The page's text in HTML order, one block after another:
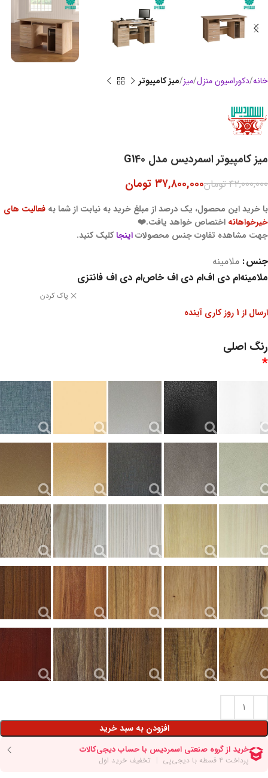
خانه دکوراسیون منزل میز میز کامپیوتر
میز کامپیوتر اسمردیس مدل G140
۴۲,۰۰۰,۰۰۰تومان۳۷,۸۰۰,۰۰۰ تومان
با خرید این محصول، یک درصد از مبلغ خرید به نیابت از شما به فعالیت های
خیرخواهانه اختصاص خواهد یافت.❤️
جهت مشاهده تفاوت جنس محصولاتاینجا کلیک کنید.
جنس ملامینه
ملامینهام دی افام دی اف خاصام دی اف فانتزی
پاک کردن
ارسال از 1 روز کاری آینده
رنگ اصلی
*
افزودن به سبد خرید